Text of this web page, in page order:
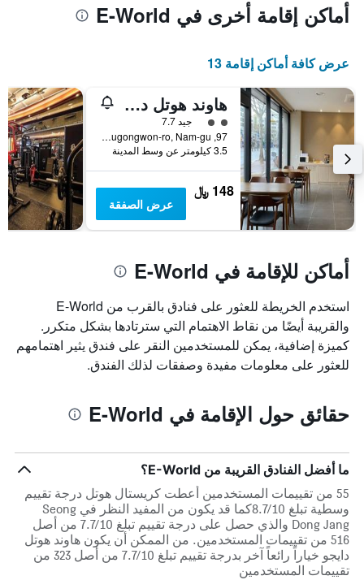
أماكن إقامة أخرى في E-World
عرض كافة أماكن إقامة 13
هاوند هوتل دايجو
تقييم فئة 2
جيد 7.7
97, Duryugongwon-ro, Nam-gu, ديغو, كوريا الجنوبية
3.5 كيلومتر عن وسط المدينة
148 ﷼
عرض الصفقة
أماكن للإقامة في E-World
استخدم الخريطة للعثور على فنادق بالقرب من E-World
والقريبة أيضًا من نقاط الاهتمام التي سترتادها بشكل متكرر.
كميزة إضافية، يمكن للمستخدمين النقر على فندق يثير اهتمامهم
للعثور على معلومات مفيدة وصفقات لذلك الفندق.
حقائق حول الإقامة في E-World
ما أفضل الفنادق القريبة من E-World؟
55 من تقييمات المستخدمين أعطت كريستال هوتل درجة تقييم
وسطية تبلغ 8.7/10كما قد يكون من المفيد النظر في Seong
Dong Jang والذي حصل على درجة تقييم تبلغ 7.7/10 من أصل
516 من تقييمات المستخدمين. من الممكن أن يكون هاوند هوتل
دايجو خياراً رائعاً آخر بدرجة تقييم تبلغ 7.7/10 من أصل 323 من
تقييمات المستخدمين